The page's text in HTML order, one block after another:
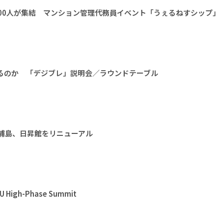
人が集結 マンション管理代務員イベント「うぇるねすシップ」
のか 「デジブレ」説明会／ラウンドテーブル
、日昇館をリニューアル
High-Phase Summit